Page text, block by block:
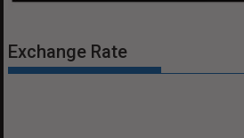
Exchange Rate